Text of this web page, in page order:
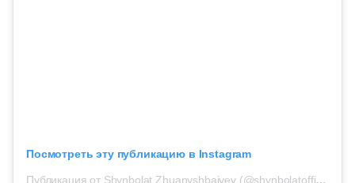
Посмотреть эту публикацию в Instagram
Публикация от Shynbolat Zhuanyshbaiyev (@shynbolatofficial)